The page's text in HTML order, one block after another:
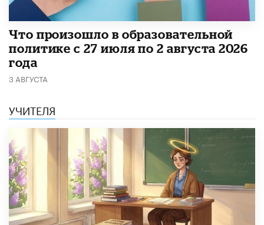
​Что произошло в образовательной
политике с 27 июля по 2 августа 2026
года
3 АВГУСТА
УЧИТЕЛЯ